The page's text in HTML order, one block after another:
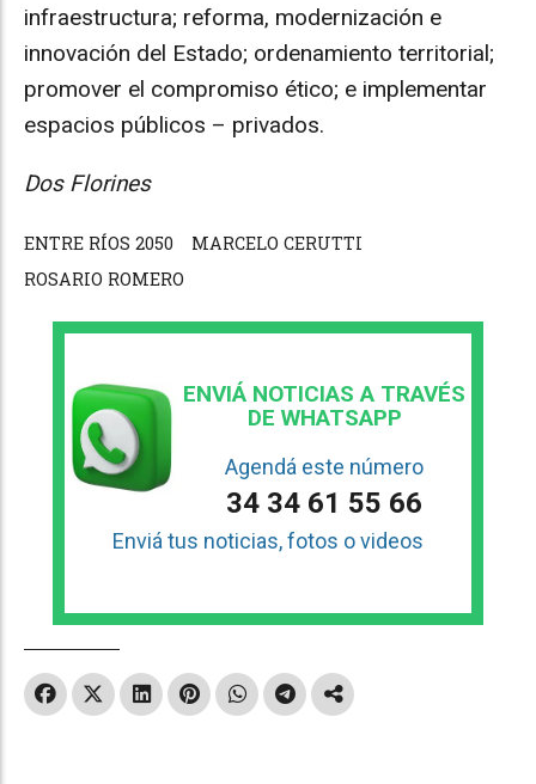
infraestructura; reforma, modernización e
innovación del Estado; ordenamiento territorial;
promover el compromiso ético; e implementar
espacios públicos – privados.
Dos Florines
ENTRE RÍOS 2050
MARCELO CERUTTI
ROSARIO ROMERO
ENVIÁ NOTICIAS A TRAVÉS
DE WHATSAPP
Agendá este número
34 34 61 55 66
Enviá tus noticias, fotos o videos